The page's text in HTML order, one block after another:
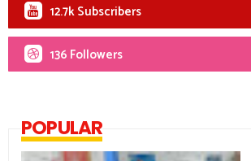
12.7k Subscribers
136 Followers
POPULAR